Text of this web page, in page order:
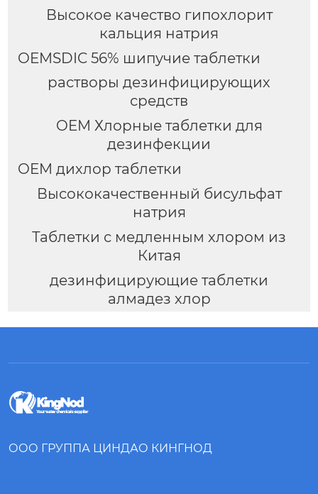
Высокое качество гипохлорит
кальция натрия
OEMSDIC 56% шипучие таблетки
растворы дезинфицирующих
средств
OEM Хлорные таблетки для
дезинфекции
OEM дихлор таблетки
Высококачественный бисульфат
натрия
Таблетки с медленным хлором из
Китая
дезинфицирующие таблетки
алмадез хлор
ООО ГРУППА ЦИНДАО КИНГНОД